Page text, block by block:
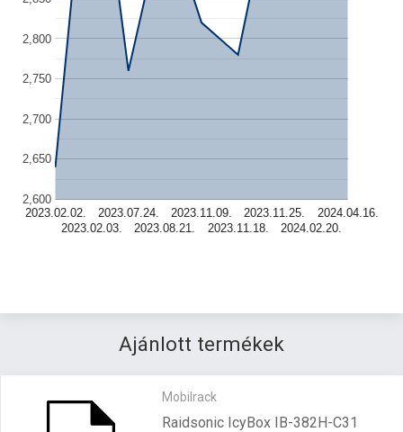
2023.02.02.
2023.02.03.
2023.07.24.
2023.08.21.
2023.11.09.
2023.11.18.
2023.11.25.
2024.02.20.
2024.04.16.
2,600
2,650
2,700
2,750
2,800
Ajánlott termékek
Mobilrack
Raidsonic IcyBox IB-382H-C31